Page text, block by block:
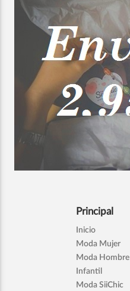
Principal
Inicio
Moda Mujer
Moda Hombre
Infantil
Moda SiiChic